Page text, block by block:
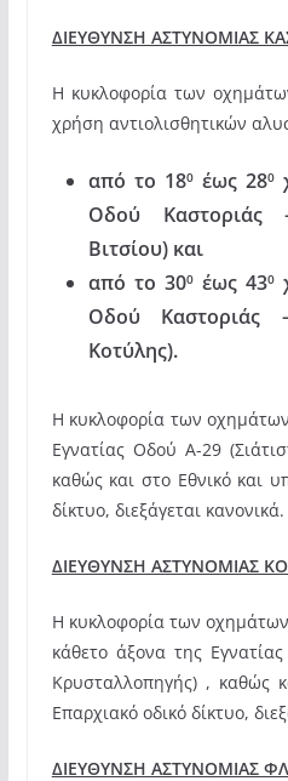
ΔΙΕΥΘΥΝΣΗ ΑΣΤΥΝΟΜΙΑΣ
Η κυκλοφορία των
χρήση αντιολισθητικών
από το 180έως 280
Οδού Καστοριάς
Βιτσίου) και
από το 300έως 430
Οδού Καστοριάς
Κοτύλης).
Η κυκλοφορία των
Εγνατίας Οδού Α-29
καθώς και στο Εθνικό και
δίκτυο, διεξάγεται κανονικά.
ΔΙΕΥΘΥΝΣΗ ΑΣΤΥΝΟΜΙΑΣ
Η κυκλοφορία των
κάθετο άξονα της
Κρυσταλλοπηγής) , καθώς
Επαρχιακό οδικό δίκτυο,
ΔΙΕΥΘΥΝΣΗ ΑΣΤΥΝΟΜΙΑΣ